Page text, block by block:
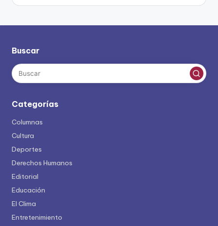
Buscar
Categorías
Columnas
Cultura
Deportes
Derechos Humanos
Editorial
Educación
El Clima
Entretenimiento